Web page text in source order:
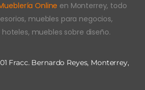
Online en Monterrey, todo
muebles para negocios,
muebles sobre diseño.
Fracc. Bernardo Reyes, Monterrey,